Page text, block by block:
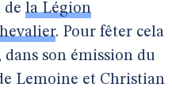
la Légion
. Pour fêter cela
son émission du
Lemoine et Christian